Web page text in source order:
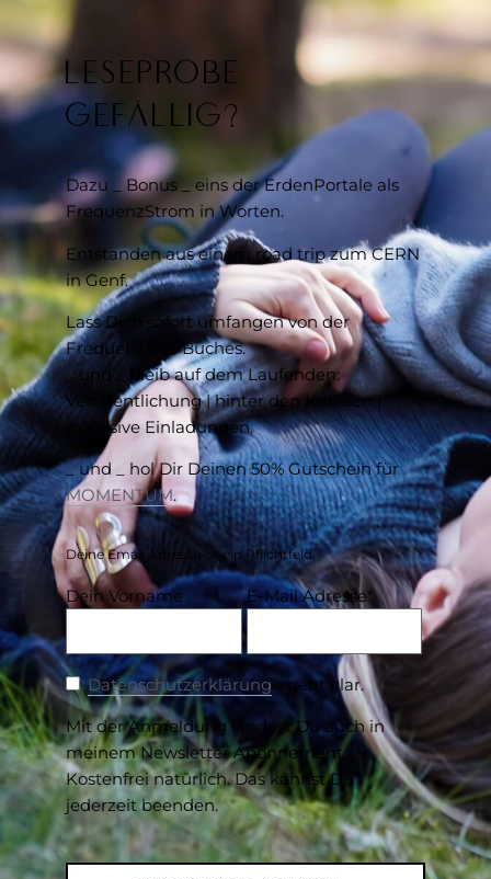
Leseprobe
gefällig?
Dazu _ Bonus _ eins der ErdenPortale als
FrequenzStrom in Worten.
Entstanden aus einem road trip zum CERN
in Genf.
Lass Dich sofort umfangen von der
Frequenz des Buches.
_ und _ bleib auf dem Laufenden:
Veröffentlichung | hinter den Kulissen |
exklusive Einladungen.
_ und _ hol Dir Deinen 50% Gutschein für
MOMENTUM.
Deine Email Adresse ist ein Pflichtfeld.
Dein Vorname E-Mail Adresse*
Datenschutzerklärung- geht klar.
Mit der Anmeldung landest Du auch in
meinem Newsletter Abonnement.
Kostenfrei natürlich. Das kannst Du
jederzeit beenden.